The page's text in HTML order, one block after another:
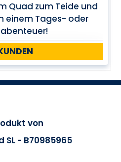
Quad zum Teide und
einem Tages- oder
von
SL - B70985965